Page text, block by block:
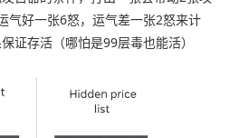
气好一张6怒，运气差一张2怒来计
证存活（哪怕是99层毒也能活）